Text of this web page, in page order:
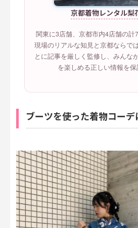
京都着物レンタル梨
関東に3店舗、京都市内4店舗の計
現場のリアルな知見と京都ならで
とに記事を厳しく監修し、みんな
を楽しめる正しい情報を保
ブーツを使った着物コーデ